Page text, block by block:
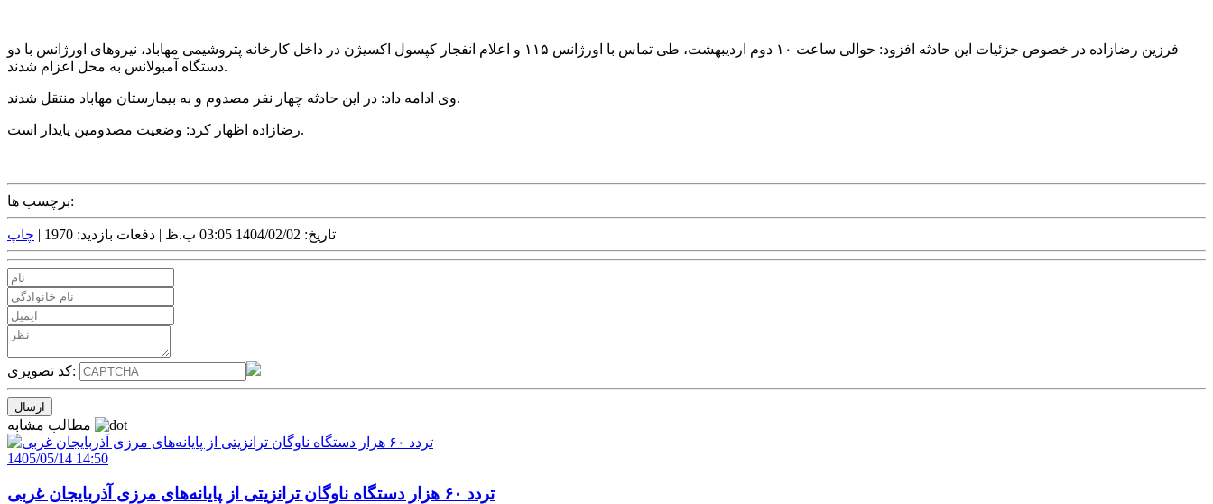
فرزین رضازاده در خصوص جزئیات این حادثه افزود: حوالی ساعت ۱۰ دوم اردیبهشت، طی تماس با اورژانس ۱۱۵ و اعلام انفجار کپسول اکسیژن در داخل کارخانه پتروشیمی مهاباد، نیروهای اورژانس با دو
دستگاه آمبولانس به محل اعزام شدند.
وی ادامه داد: در این حادثه چهار نفر مصدوم و به بیمارستان مهاباد منتقل شدند.
رضازاده اظهار کرد: وضعیت مصدومین پایدار است.
برچسب ها:
تاریخ: 1404/02/02 03:05 ب.ظ | دفعات بازدید: 1970 | چاپ
کد تصویری:
1405/05/14 14:50
تردد ۶۰ هزار دستگاه ناوگان ترانزیتی از پایانه‌های مرزی آذربایجان ‌غربی